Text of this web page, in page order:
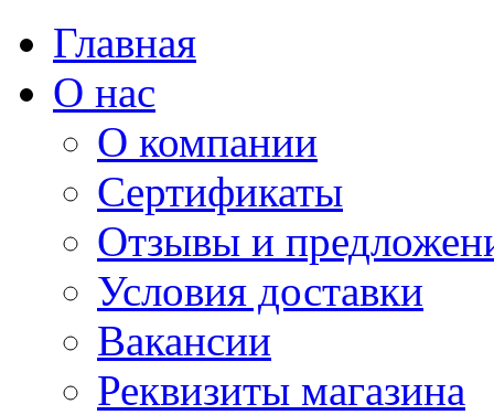
Главная
О нас
О компании
Сертификаты
Отзывы и
Условия доставки
Вакансии
Реквизиты магазина